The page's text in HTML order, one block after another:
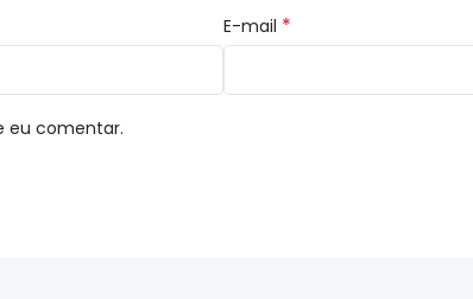
E-mail *
eu comentar.